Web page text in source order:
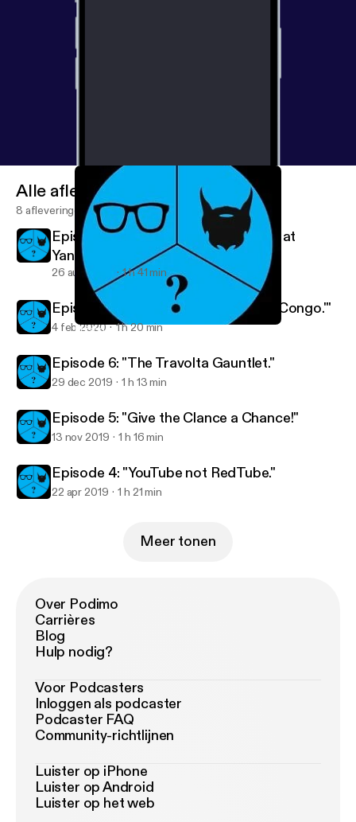
Episode 6: "The Travolta Gauntlet."
Alle afleveringen
8 afleveringen
Episode 8: "Who's Using a Golf Club at
Yankee Stadium?"
26 aug 2020 1 h 41 min
Episode 7: "I'm Too Busy Watching 'Congo.'"
4 feb 2020 1 h 20 min
Episode 6: "The Travolta Gauntlet."
29 dec 2019 1 h 13 min
Episode 5: "Give the Clance a Chance!"
13 nov 2019 1 h 16 min
Episode 4: "YouTube not RedTube."
22 apr 2019 1 h 21 min
Meer tonen
Over Podimo
Carrières
Blog
Hulp nodig?
Voor Podcasters
Inloggen als podcaster
Podcaster FAQ
Community-richtlijnen
Luister op iPhone
Luister op Android
Luister op het web